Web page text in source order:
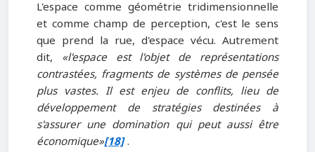
L'espace comme géométrie tridimensionnelle
et comme champ de perception, c'est le sens
que prend la rue, d'espace vécu. Autrement
dit, «l'espace est l'objet de représentations
contrastées, fragments de systèmes de pensée
plus vastes. Il est enjeu de conflits, lieu de
développement de stratégies destinées à
s'assurer une domination qui peut aussi être
économique»[18].